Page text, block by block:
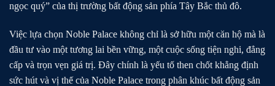
ngọc quý” của thị trường bất động sản phía Tây Bắc thủ đô.
Việc lựa chọn Noble Palace không chỉ là sở hữu một căn hộ mà là
đầu tư vào một tương lai bền vững, một cuộc sống tiện nghi, đẳng
cấp và trọn vẹn giá trị. Đây chính là yếu tố then chốt khẳng định
sức hút và vị thế của Noble Palace trong phân khúc bất động sản